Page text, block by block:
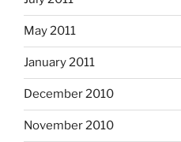
May 2011
January 2011
December 2010
November 2010